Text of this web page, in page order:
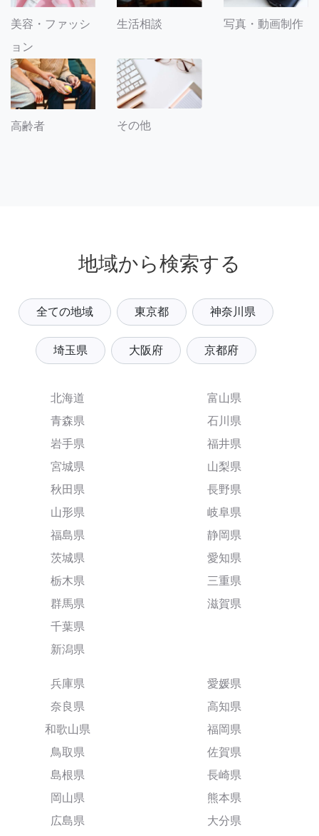
美容・ファッシ
ョン
生活相談 写真・動画制作
高齢者 その他
地域から検索する
全ての地域 東京都 神奈川県
埼玉県 大阪府 京都府
北海道
青森県
岩手県
宮城県
秋田県
山形県
福島県
茨城県
栃木県
群馬県
千葉県
新潟県
富山県
石川県
福井県
山梨県
長野県
岐阜県
静岡県
愛知県
三重県
滋賀県
兵庫県
奈良県
和歌山県
鳥取県
島根県
岡山県
広島県
愛媛県
高知県
福岡県
佐賀県
長崎県
熊本県
大分県